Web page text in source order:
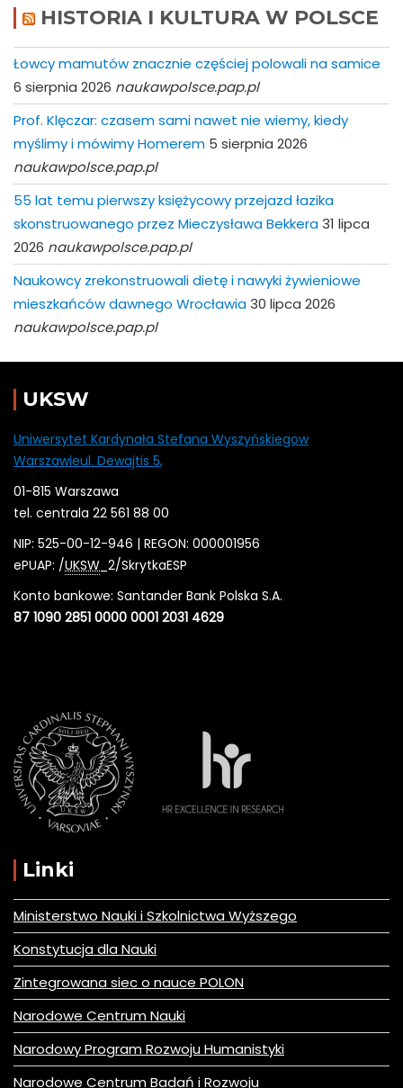
HISTORIA I KULTURA W POLSCE
Łowcy mamutów znacznie częściej polowali na samice
6 sierpnia 2026 naukawpolsce.pap.pl
Prof. Klęczar: czasem sami nawet nie wiemy, kiedy
myślimy i mówimy Homerem 5 sierpnia 2026
naukawpolsce.pap.pl
55 lat temu pierwszy księżycowy przejazd łazika
skonstruowanego przez Mieczysława Bekkera31 lipca
2026 naukawpolsce.pap.pl
Naukowcy zrekonstruowali dietę i nawyki żywieniowe
mieszkańców dawnego Wrocławia30 lipca 2026
naukawpolsce.pap.pl
UKSW
Uniwersytet Kardynała Stefana Wyszyńskiegow
Warszawieul. Dewajtis 5,
01-815 Warszawa
tel. centrala 22 561 88 00
NIP: 525-00-12-946 | REGON: 000001956
ePUAP: /UKSW _2/SkrytkaESP
Konto bankowe: Santander Bank Polska S.A.
87 1090 2851 0000 0001 2031 4629
Linki
Ministerstwo Nauki i Szkolnictwa Wyższego
Konstytucja dla Nauki
Zintegrowana siec o nauce POLON
Narodowe Centrum Nauki
Narodowy Program Rozwoju Humanistyki
Narodowe Centrum Badań i Rozwoju